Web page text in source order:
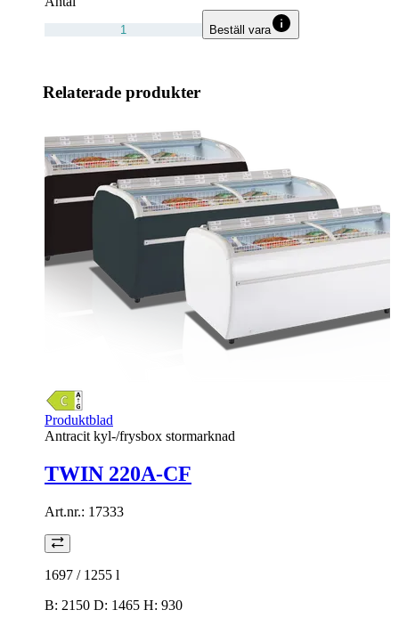
Beställ vara
Relaterade produkter
Produktblad
Antracit kyl-/frysbox stormarknad
TWIN 220A-CF
Art.nr.: 17333
1697 / 1255 l
B: 2150 D: 1465 H: 930